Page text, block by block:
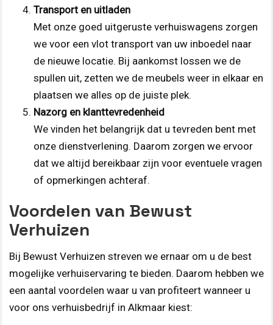
Transport en uitladen
Met onze goed uitgeruste verhuiswagens zorgen
we voor een vlot transport van uw inboedel naar
de nieuwe locatie. Bij aankomst lossen we de
spullen uit, zetten we de meubels weer in elkaar en
plaatsen we alles op de juiste plek.
Nazorg en klanttevredenheid
We vinden het belangrijk dat u tevreden bent met
onze dienstverlening. Daarom zorgen we ervoor
dat we altijd bereikbaar zijn voor eventuele vragen
of opmerkingen achteraf.
Voordelen van Bewust
Verhuizen
Bij Bewust Verhuizen streven we ernaar om u de best
mogelijke verhuiservaring te bieden. Daarom hebben we
een aantal voordelen waar u van profiteert wanneer u
voor ons verhuisbedrijf in Alkmaar kiest: